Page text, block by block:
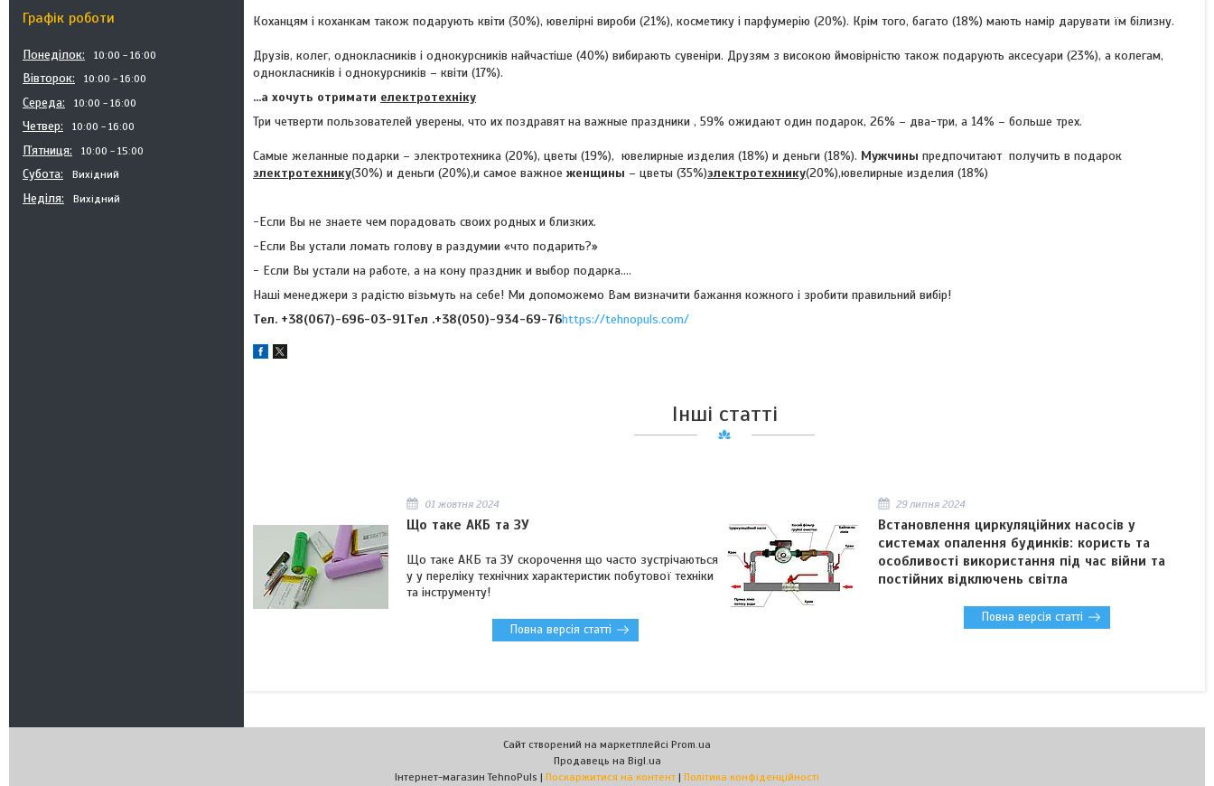
Графік роботи
Понеділок 10:00 16:00
Вівторок 10:00 16:00
Середа 10:00 16:00
Четвер 10:00 16:00
Пʼятниця 10:00 15:00
Субота Вихідний
Неділя Вихідний
Коханцям і коханкам також подарують квіти (30%), ювелірні вироби (21%), косметику і парфумерію (20%). Крім того, багато (18%) мають намір дарувати їм білизну.
Друзів, колег, однокласників і однокурсників найчастіше (40%) вибирають сувеніри. Друзям з високою ймовірністю також подарують аксесуари (23%), а колегам,
однокласників і однокурсників – квіти (17%).
...а хочуть отримати електротехніку
Три четверти пользователей уверены, что их поздравят на важные праздники , 59% ожидают один подарок, 26% – два-три, а 14% – больше трех.
Самые желанные подарки – электротехника (20%), цветы (19%), ювелирные изделия (18%) и деньги (18%). Мужчины предпочитают получить в подарок
электротехнику(30%) и деньги (20%),и самое важное женщины – цветы (35%)электротехнику(20%),ювелирные изделия (18%)
-Если Вы не знаете чем порадовать своих родных и близких.
-Если Вы устали ломать голову в раздумии «что подарить?»
- Если Вы устали на работе, а на кону праздник и выбор подарка….
Наші менеджери з радістю візьмуть на себе! Ми допоможемо Вам визначити бажання кожного і зробити правильний вибір!
Тел. +38(067)-696-03-91Тел .+38(050)-934-69-76https://tehnopuls.com/
Інші статті
01 жовтня 2024
Що таке АКБ та ЗУ
Що таке АКБ та ЗУ скорочення що часто зустрічаються
у у переліку технічних характеристик побутової техніки
та інструменту!
Повна версія статті
29 липня 2024
Встановлення циркуляційних насосів у
системах опалення будинків: користь та
особливості використання під час війни та
постійних відключень світла
Повна версія статті
Сайт створений на маркетплейсі Prom.ua
Продавець на Bigl.ua
Інтернет-магазин TehnoPuls | Поскаржитися на контент | Політика конфіденційності